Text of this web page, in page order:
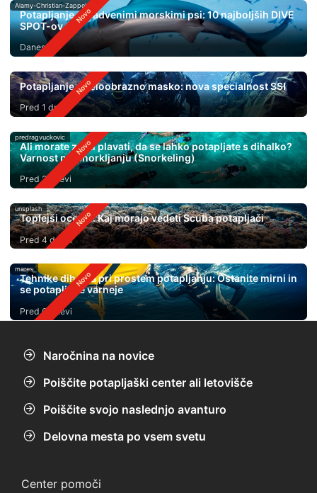
Alamy-Christian-Zappel
Potapljanje s kladvenimi morskimi psi: 10 najboljših DIVE
SPOT-ov
Danes
Potapljanje s celoobrazno masko: nova specialnost SSI
Pred 1 dnem
predragvuckovic
Ali morate znati plavati, da se lahko potapljate s dihalko?
Varnost pri Snorkljanju (Snorkeling)
Pred 2 dnevi
unsplash
Toplejši oceani: Kaj morajo vedeti Scuba potapljači
Pred 4 dnevi
mares
Tehnike dihanja pri prostem potapljanju: Ostanite mirni in
se potapljajte varneje
Pred 6 dnevi
Naročnina na novice
Poiščite potapljaški center ali letovišče
Poiščite svojo naslednjo avanturo
Delovna mesta po vsem svetu
Center pomoči